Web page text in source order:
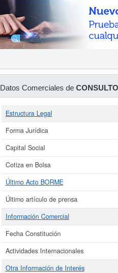
Datos Comerciales de
Estructura Legal
Forma Jurídica
Capital Social
Cotiza en Bolsa
Último Acto BORME
Último artículo de prensa
Información Comercial
Fecha Constitución
Actividades Internacionales
Otra Información de Interés